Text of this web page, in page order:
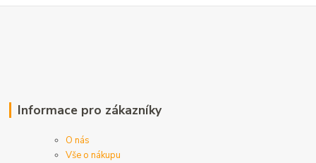
Informace pro zákazníky
O nás
Vše o nákupu